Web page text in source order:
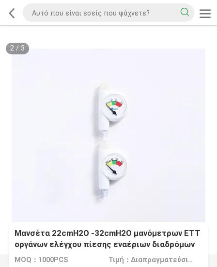
2/ 3
Μανσέτα 22cmH2O -32cmH2O μανόμετρων ETT
οργάνων ελέγχου πίεσης εναέριων διαδρόμων
PVC
MOQ：1000PCS Τιμή：Διαπραγματεύσιμα